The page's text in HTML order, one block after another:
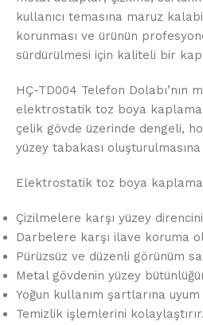
kullanıcı temasına maruz
korunması ve ürünün
sürdürülmesi için kaliteli bir
HÇ-TD004 Telefon Dolabı’nın
elektrostatik toz boya kaplama
çelik gövde üzerinde dengeli,
yüzey tabakası oluşturulmasına
Elektrostatik toz boya
Çizilmelere karşı yüzey
Darbelere karşı ilave koruma
Pürüzsüz ve düzenli görünüm
Metal gövdenin yüzey
Yoğun kullanım şartlarına
Temizlik işlemlerini kolaylaştırır.